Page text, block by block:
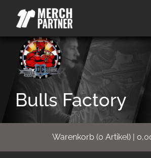
Bulls Factory
Warenkorb (0 Artikel) |